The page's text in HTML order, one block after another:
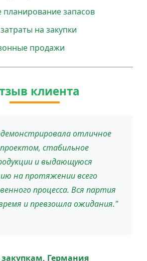
запасов
на закупки
продажи
клиента
отличное
стабильное
и выдающуюся
на протяжении всего
процесса. Вся партия
и превзошла ожидания."
Германия